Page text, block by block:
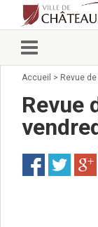
Vie
Services
Pour
Accueil > Revue
Revue